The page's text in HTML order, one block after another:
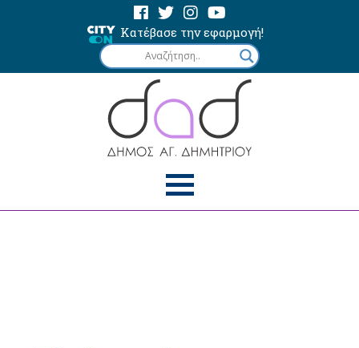
Κατέβασε την εφαρμογή!